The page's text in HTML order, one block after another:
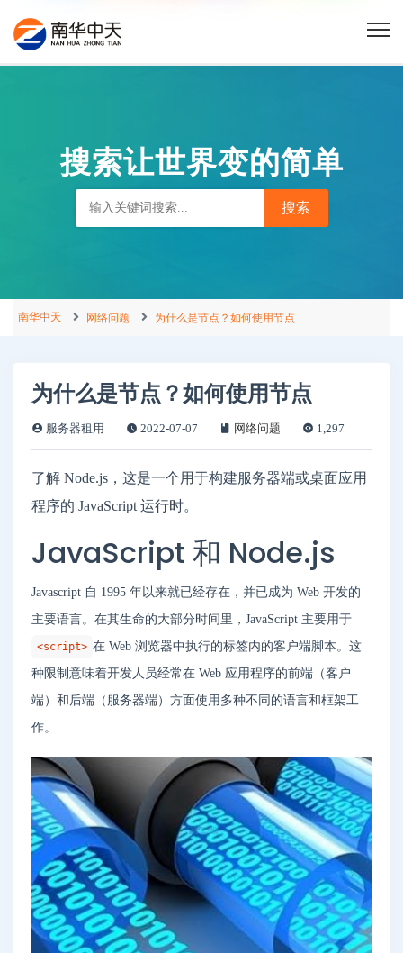
搜索让世界变的简单
南华中天 网络问题 为什么是节点？如何使用节点
为什么是节点？如何使用节点
服务器租用 2022-07-07 网络问题 1,297
了解 Node.js，这是一个用于构建服务器端或桌面应用
程序的 JavaScript 运行时。
JavaScript 和 Node.js
Javascript 自 1995 年以来就已经存在，并已成为 Web 开发的
主要语言。在其生命的大部分时间里，JavaScript 主要用于
<script> 在 Web 浏览器中执行的标签内的客户端脚本。这
种限制意味着开发人员经常在 Web 应用程序的前端（客户
端）和后端（服务器端）方面使用多种不同的语言和框架工
作。